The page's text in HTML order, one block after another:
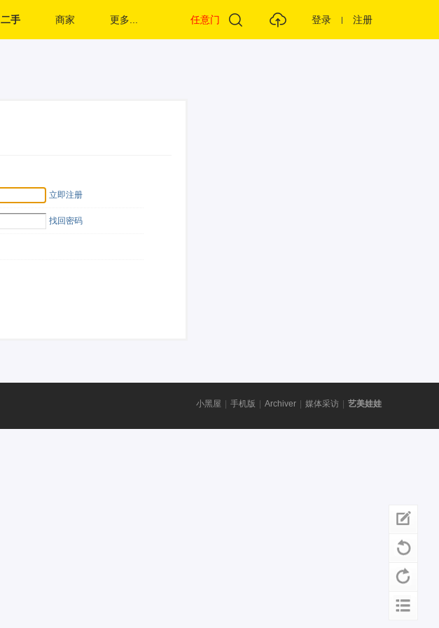
二手 商家 更多... 任意门 登录 注册
立即注册
找回密码
小黑屋 手机版 Archiver 媒体采访 艺美娃娃